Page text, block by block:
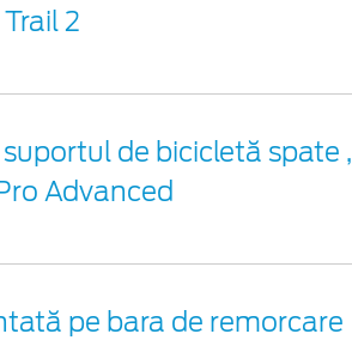
2
de bicicletă spate ,
Advanced
pe bara de remorcare